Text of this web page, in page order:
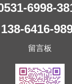
6998-
138-6416-
留言板